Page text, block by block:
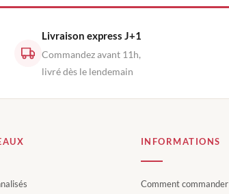
Livraison express J+1
Commandez avant 11h,
livré dès le lendemain
INFORMATIONS
Comment commander